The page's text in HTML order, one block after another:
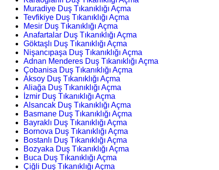
Muradiye Duş Tıkanıklığı Açma
Tevfikiye Duş Tıkanıklığı Açma
Mesir Duş Tıkanıklığı Açma
Anafartalar Duş Tıkanıklığı Açma
Göktaşlı Duş Tıkanıklığı Açma
Nişancıpaşa Duş Tıkanıklığı Açma
Adnan Menderes Duş Tıkanıklığı Açma
Çobanisa Duş Tıkanıklığı Açma
Aksoy Duş Tıkanıklığı Açma
Aliağa Duş Tıkanıklığı Açma
İzmir Duş Tıkanıklığı Açma
Alsancak Duş Tıkanıklığı Açma
Basmane Duş Tıkanıklığı Açma
Bayraklı Duş Tıkanıklığı Açma
Bornova Duş Tıkanıklığı Açma
Bostanlı Duş Tıkanıklığı Açma
Bozyaka Duş Tıkanıklığı Açma
Buca Duş Tıkanıklığı Açma
Çiğli Duş Tıkanıklığı Açma